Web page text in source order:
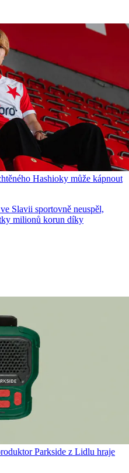
Hashioky může kápnout
Slavii sportovně neuspěl,
milionů korun díky
Parkside z Lidlu hraje